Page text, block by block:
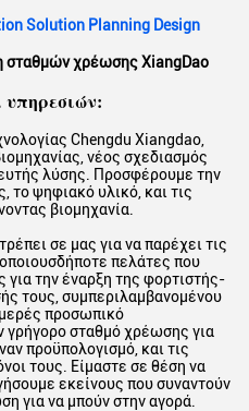
Solution Planning Design
σταθμών χρέωσης XiangDao
υπηρεσιών:
Chengdu Xiangdao,
νέος σχεδιασμός
λύσης. Προσφέρουμε την
το ψηφιακό υλικό, και τις
βιομηχανία.
σε μας για να παρέχει τις
πελάτες που
για την έναρξη της φορτιστής-
τους, συμπεριλαμβανομένου
προσωπικό
γρήγορο σταθμό χρέωσης για
προϋπολογισμό, και τις
τους. Είμαστε σε θέση να
εκείνους που συναντούν
για να μπούν στην αγορά.